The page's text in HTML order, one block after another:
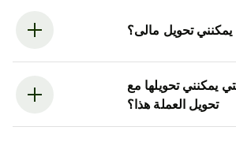
تحويل مالى؟
يمكنني تحويلها مع
تحويل العملة هذا؟